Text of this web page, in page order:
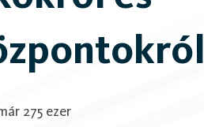
275 ezer